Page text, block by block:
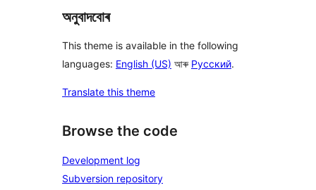
অনুবাদবোৰ
This theme is available in the following
languages: English (US) আৰু Русский.
Translate this theme
Browse the code
Development log
Subversion repository